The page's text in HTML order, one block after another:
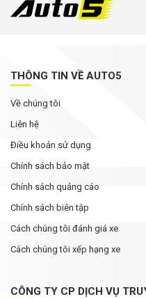
Xpander
của Honda
THÔNG TIN VỀ AUTO5
Về chúng tôi
Liên hệ
Điều khoản sử dụng
Chính sách bảo mật
Chính sách quảng cáo
Chính sách biên tập
Cách chúng tôi đánh giá xe
Cách chúng tôi xếp hạng xe
CÔNG TY CP DỊCH VỤ